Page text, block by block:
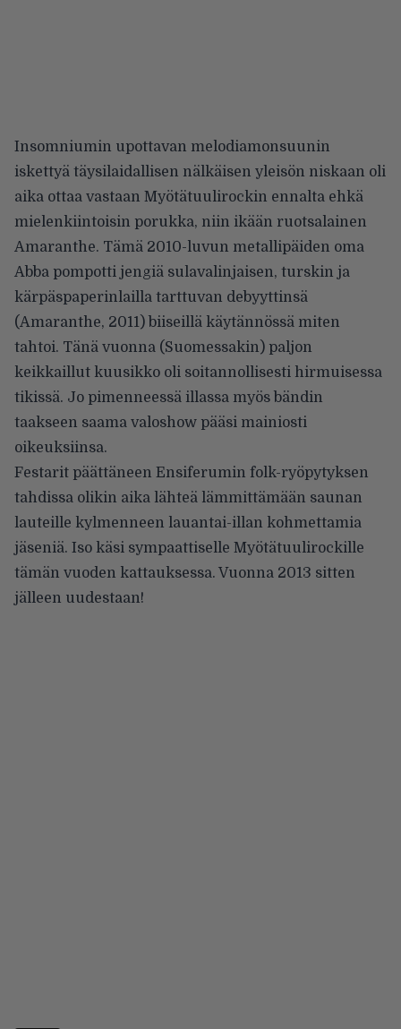
Insomniumin upottavan melodiamonsuunin
iskettyä täysilaidallisen nälkäisen yleisön niskaan oli
aika ottaa vastaan Myötätuulirockin ennalta ehkä
mielenkiintoisin porukka, niin ikään ruotsalainen
Amaranthe. Tämä 2010-luvun metallipäiden oma
Abba pompotti jengiä sulavalinjaisen, turskin ja
kärpäspaperinlailla tarttuvan debyyttinsä
(Amaranthe, 2011) biiseillä käytännössä miten
tahtoi. Tänä vuonna (Suomessakin) paljon
keikkaillut kuusikko oli soitannollisesti hirmuisessa
tikissä. Jo pimenneessä illassa myös bändin
taakseen saama valoshow pääsi mainiosti
oikeuksiinsa.
Festarit päättäneen Ensiferumin folk-ryöpytyksen
tahdissa olikin aika lähteä lämmittämään saunan
lauteille kylmenneen lauantai-illan kohmettamia
jäseniä. Iso käsi sympaattiselle Myötätuulirockille
tämän vuoden kattauksessa. Vuonna 2013 sitten
jälleen uudestaan!